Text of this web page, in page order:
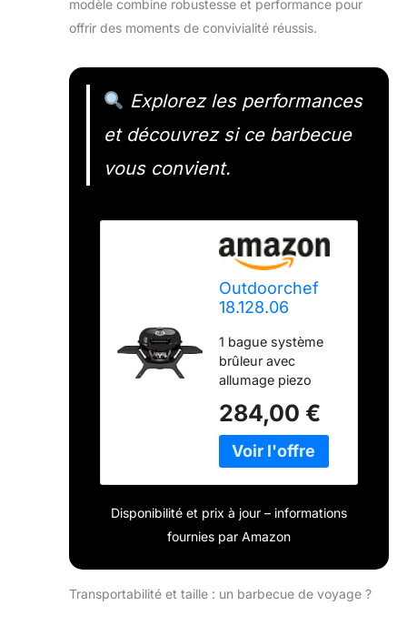
modèle combine robustesse et performance pour
offrir des moments de convivialité réussis.
Explorez les performances
et découvrez si ce barbecue
vous convient.
Outdoorchef
18.128.06
à gaz, p 420 g
Mini Chef, 78 x
53 x 43 cm,
Noir
1 bague système
brûleur avec
allumage piezo
porzellanemaillierter
Easy Flip entonnoir
pour direct et
porcelaine maillierte
nylonverstärkter en
encastrable 2
plateaux latéraux
284,00 €
Disponibilité et prix à jour – informations
fournies par Amazon
Transportabilité et taille : un barbecue de voyage ?